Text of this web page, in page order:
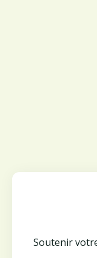
Soutenir